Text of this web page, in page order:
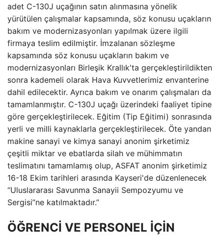
adet C-130J uçağının satın alınmasına yönelik
yürütülen çalışmalar kapsamında, söz konusu uçakların
bakım ve modernizasyonları yapılmak üzere ilgili
firmaya teslim edilmiştir. İmzalanan sözleşme
kapsamında söz konusu uçakların bakım ve
modernizasyonları Birleşik Krallık'ta gerçekleştirildikten
sonra kademeli olarak Hava Kuvvetlerimiz envanterine
dahil edilecektir. Ayrıca bakım ve onarım çalışmaları da
tamamlanmıştır. C-130J uçağı üzerindeki faaliyet tipine
göre gerçekleştirilecek. Eğitim (Tip Eğitimi) sonrasında
yerli ve milli kaynaklarla gerçekleştirilecek. Öte yandan
makine sanayi ve kimya sanayi anonim şirketimiz
çeşitli miktar ve ebatlarda silah ve mühimmatın
teslimatını tamamlamış olup, ASFAT anonim şirketimiz
16-18 Ekim tarihleri arasında Kayseri'de düzenlenecek
“Uluslararası Savunma Sanayii Sempozyumu ve
Sergisi”ne katılmaktadır.”
ÖĞRENCİ VE PERSONEL İÇİN